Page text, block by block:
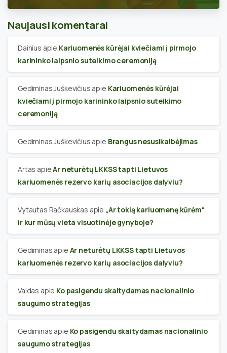
Naujausi komentarai
Dainius apie Kariuomenės kūrėjai kviečiami į pirmojo
karininko laipsnio suteikimo ceremoniją
Gediminas Juškevičius apie Kariuomenės kūrėjai
kviečiami į pirmojo karininko laipsnio suteikimo
ceremoniją
Gediminas Juškevičius apie Brangus nesusikalbėjimas
Artas apieAr neturėtų LKKSS tapti Lietuvos
kariuomenės rezervo karių asociacijos dalyviu?
Vytautas Račkauskas apie „Ar tokią kariuomenę kūrėm“
ir kur mūsų vieta visuotinėje gynyboje?
Gediminas apie Ar neturėtų LKKSS tapti Lietuvos
kariuomenės rezervo karių asociacijos dalyviu?
Valdas apie Ko pasigendu skaitydamas nacionalinio
saugumo strategijas
Gediminas apie Ko pasigendu skaitydamas nacionalinio
saugumo strategijas